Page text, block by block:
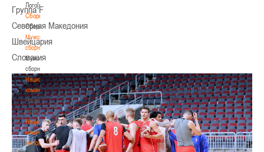
Лого[modid=121]
Сборные
Сборные
Мужские
сборные
Мужские
сборные
Национальная
команда
Национальная
команда
Национальная
команда
(история)
Группа F
Северная Македония
Швейцария
Словакия